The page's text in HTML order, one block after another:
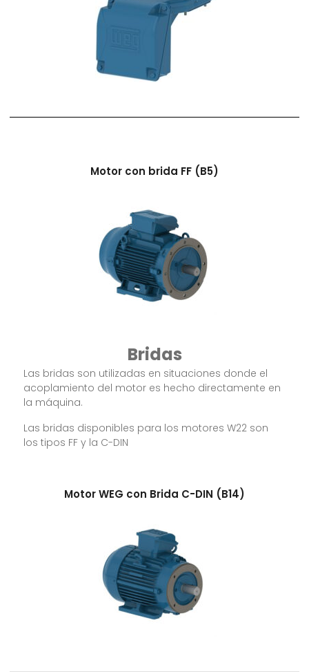
Motor con brida FF (B5)
Bridas
Las bridas son utilizadas en situaciones donde el
acoplamiento del motor es hecho directamente en
la máquina.
Las bridas disponibles para los motores W22 son
los tipos FF y la C-DIN
Motor WEG con Brida C-DIN (B14)